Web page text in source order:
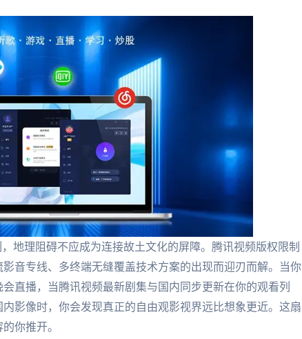
地理阻碍不应成为连接故土文化的屏障。腾讯视频版权限制
音专线、多终端无缝覆盖技术方案的出现而迎刃而解。当你
直播，当腾讯视频最新剧集与国内同步更新在你的观看列
影像时，你会发现真正的自由观影视界远比想象更近。这扇
你推开。